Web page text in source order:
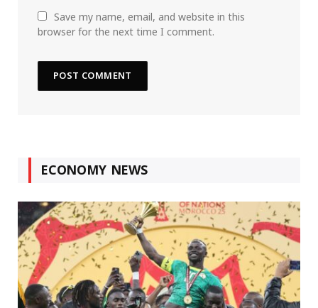
Save my name, email, and website in this
browser for the next time I comment.
ECONOMY NEWS